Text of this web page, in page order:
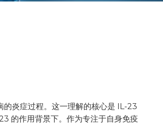
炎症过程。这一理解的核心是 IL-23
的作用背景下。作为专注于自身免疫